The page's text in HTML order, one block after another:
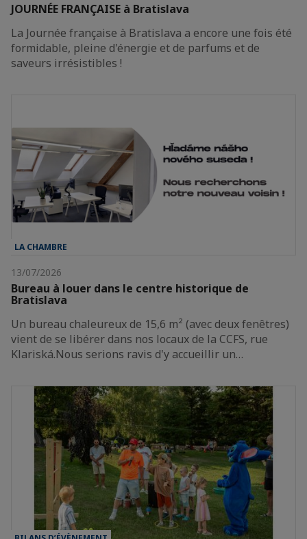
JOURNÉE FRANÇAISE à Bratislava
La Journée française à Bratislava a encore une fois été
formidable, pleine d'énergie et de parfums et de
saveurs irrésistibles !
LA CHAMBRE
13/07/2026
Bureau à louer dans le centre historique de
Bratislava
Un bureau chaleureux de 15,6 m² (avec deux fenêtres)
vient de se libérer dans nos locaux de la CCFS, rue
Klariská.Nous serions ravis d'y accueillir un…